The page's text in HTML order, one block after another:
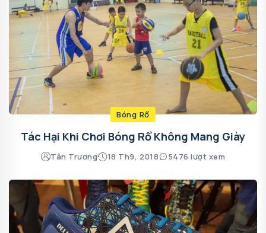
Bóng Rổ
Tác Hại Khi Chơi Bóng Rổ Không Mang Giày
Tân Trương 18 Th9, 2018 5476 lượt xem